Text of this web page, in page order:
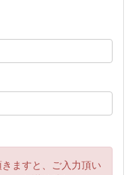
ますと、ご入力頂い